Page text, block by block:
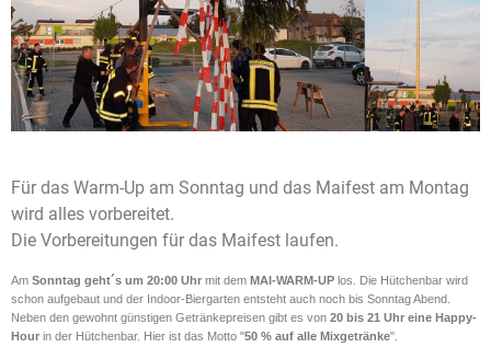
Für das Warm-Up am Sonntag und das Maifest am Montag
wird alles vorbereitet.
Die Vorbereitungen für das Maifest laufen.
Am Sonntag geht´s um 20:00 Uhr mit dem MAI-WARM-UP los. Die Hütchenbar wird
schon aufgebaut und der Indoor-Biergarten entsteht auch noch bis Sonntag Abend.
Neben den gewohnt günstigen Getränkepreisen gibt es von 20 bis 21 Uhr eine Happy-
Hour in der Hütchenbar. Hier ist das Motto "50 % auf alle Mixgetränke".